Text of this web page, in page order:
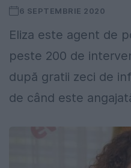
6 SEPTEMBRIE 2020
Eliza este agent de
peste 200 de
după gratii zeci de
de când este